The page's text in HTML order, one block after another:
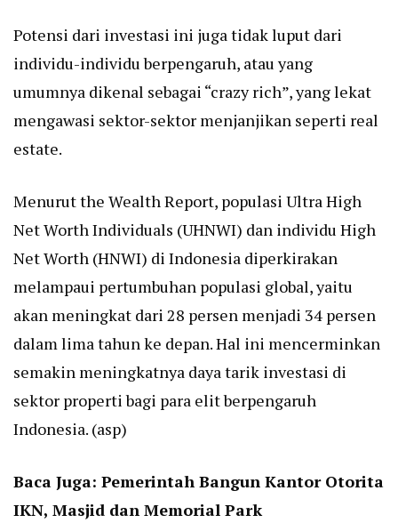
Potensi dari investasi ini juga tidak luput dari
individu-individu berpengaruh, atau yang
umumnya dikenal sebagai “crazy rich”, yang lekat
mengawasi sektor-sektor menjanjikan seperti real
estate.
Menurut the Wealth Report, populasi Ultra High
Net Worth Individuals (UHNWI) dan individu High
Net Worth (HNWI) di Indonesia diperkirakan
melampaui pertumbuhan populasi global, yaitu
akan meningkat dari 28 persen menjadi 34 persen
dalam lima tahun ke depan. Hal ini mencerminkan
semakin meningkatnya daya tarik investasi di
sektor properti bagi para elit berpengaruh
Indonesia. (asp)
Baca Juga: Pemerintah Bangun Kantor Otorita
IKN, Masjid dan Memorial Park